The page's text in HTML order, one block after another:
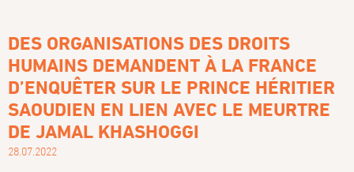
DES ORGANISATIONS DES DROITS
HUMAINS DEMANDENT À LA FRANCE
D’ENQUÊTER SUR LE PRINCE HÉRITIER
SAOUDIEN EN LIEN AVEC LE MEURTRE
DE JAMAL KHASHOGGI
28.07.2022